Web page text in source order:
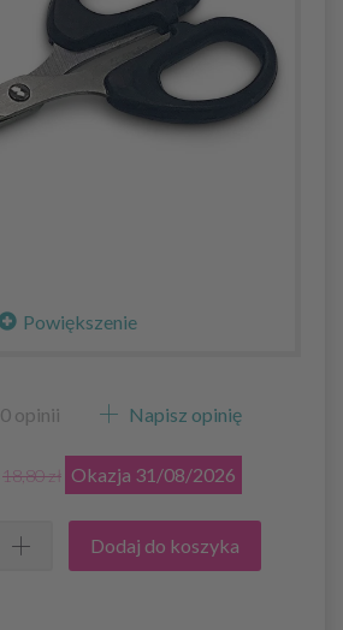
Powiększenie
0 opinii Napisz opinię
18,80 zł Okazja 31/08/2026
Dodaj do koszyka